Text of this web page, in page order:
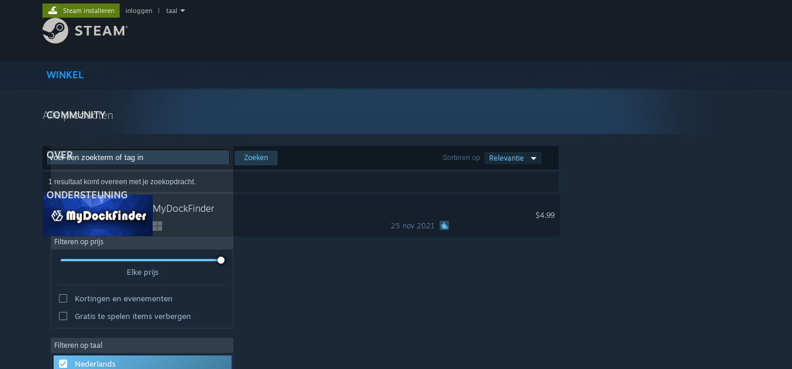
WINKEL
COMMUNITY
OVER
ONDERSTEUNING
Steam installeren inloggen taal
Alle producten
Sorteren op Relevantie
Zoeken
1 resultaat komt overeen met je zoekopdracht.
MyDockFinder
25 nov 2021
$4.99
Filteren op prijs
Elke prijs
Kortingen en evenementen
Gratis te spelen items verbergen
Filteren op taal
Nederlands